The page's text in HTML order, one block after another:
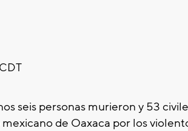
seis personas murieron y 53
de Oaxaca por los